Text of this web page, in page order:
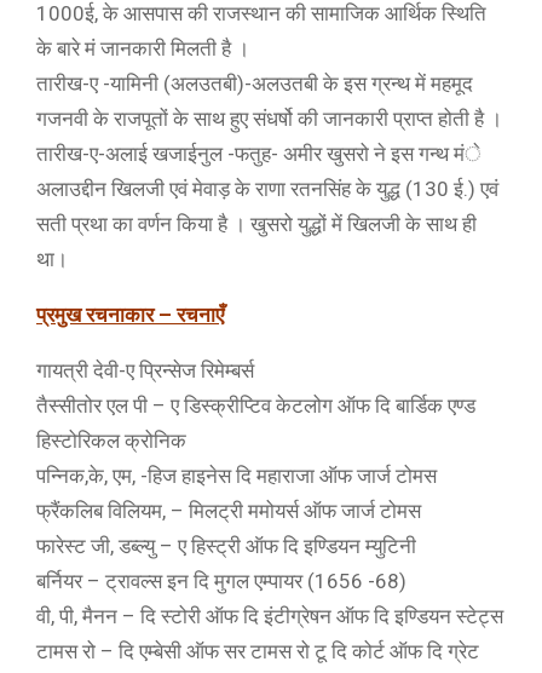
1000ई, के आसपास की राजस्थान की सामाजिक आर्थिक स्थिति
के बारे मं जानकारी मिलती है ।
तारीख-ए -यामिनी (अलउतबी)-अलउतबी के इस ग्रन्थ में महमूद
गजनवी के राजपूतों के साथ हुए संधर्षो की जानकारी प्राप्त होती है ।
तारीख-ए-अलाई खजाईनुल -फतुह- अमीर खुसरो ने इस गन्थ मंे
अलाउद्दीन खिलजी एवं मेवाड़ के राणा रतनसिंह के युद्ध (130 ई.) एवं
सती प्रथा का वर्णन किया है । खुसरो युद्धों में खिलजी के साथ ही
था।
प्रमुख रचनाकार – रचनाएँ
गायत्री देवी-ए प्रिन्सेज रिमेम्बर्स
तैस्सीतोर एल पी – ए डिस्क्रीप्टिव केटलोग ऑफ दि बार्डिक एण्ड
हिस्टोरिकल क्रोनिक
पन्निक,के, एम, -हिज हाइनेस दि महाराजा ऑफ जार्ज टोमस
फ्रैंकलिब विलियम, – मिलट्री ममोयर्स ऑफ जार्ज टोमस
फारेस्ट जी, डब्ल्यु – ए हिस्ट्री ऑफ दि इण्डियन म्युटिनी
बर्नियर – ट्रावल्स इन दि मुगल एम्पायर (1656 -68)
वी, पी, मैनन – दि स्टोरी ऑफ दि इंटीग्रेषन ऑफ दि इण्डियन स्टेट्स
टामस रो – दि एम्बेसी ऑफ सर टामस रो टू दि कोर्ट ऑफ दि ग्रेट